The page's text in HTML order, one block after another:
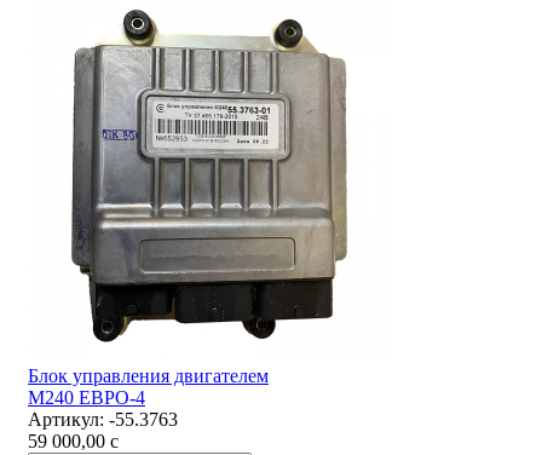
Блок управления двигателем
М240 ЕВРО-4
Артикул: -55.3763
59 000,00 c